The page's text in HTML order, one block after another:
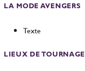
LA MODE AVENGERS
Texte
LIEUX DE TOURNAGE